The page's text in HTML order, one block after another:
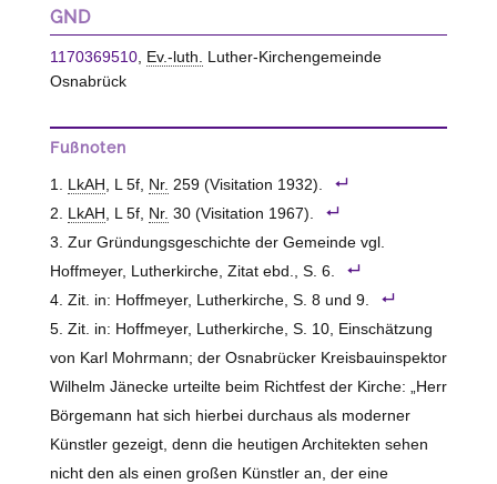
GND
1170369510, Ev.-luth.
Luther-Kirchengemeinde
Osnabrück
Fußnoten
LkAH , L 5f, Nr. 259 (Visitation 1932).
LkAH , L 5f, Nr. 30 (Visitation 1967).
Zur Gründungsgeschichte der Gemeinde vgl.
Hoffmeyer, Lutherkirche, Zitat ebd., S. 6.
Zit. in: Hoffmeyer, Lutherkirche, S. 8 und 9.
Zit. in: Hoffmeyer, Lutherkirche, S. 10, Einschätzung
von Karl Mohrmann; der Osnabrücker Kreisbauinspektor
Wilhelm Jänecke urteilte beim Richtfest der Kirche: „Herr
Börgemann hat sich hierbei durchaus als moderner
Künstler gezeigt, denn die heutigen Architekten sehen
nicht den als einen großen Künstler an, der eine